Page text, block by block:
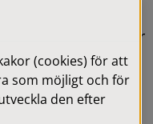
ut ett eller två
G. Du kan ladda ner
nummer nedan.
ta del av tidigare
(cookies) för att
som möjligt och för
den efter